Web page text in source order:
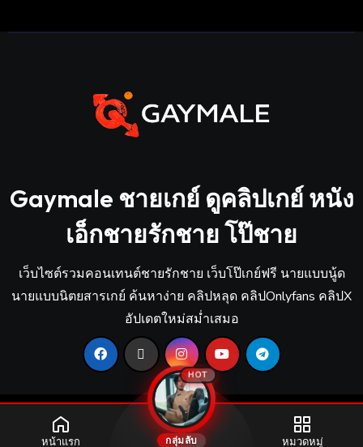
Gaymale ชายเกย์ ดูคลิปเกย์ หนัง
เอ็กชายรักชาย โป๊ชาย
เว็บไซต์รวมคอนเทนต์ชายรักชาย เว็บโป๊เกย์ฟรี นายแบบนู้ด
นายแบบนิตยสารเกย์ ค้นหาง่าย คลิปหลุด คลิปOnlyfans คลิปX
อัปเดตใหม่สม่ำเสมอ
หน้าแรก
HOT
กลุ่มลับ หมวดหมู่